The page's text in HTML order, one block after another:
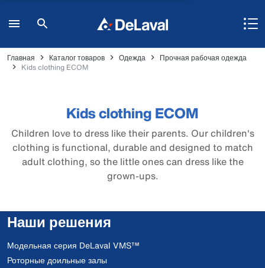
Главная Каталог товаров Одежда
Прочная рабочая одежда
Kids clothing ECOM
Kids clothing ECOM
Children love to dress like their parents. Our children's
clothing is functional, durable and designed to match
adult clothing, so the little ones can dress like the
grown-ups.
Наши решения
Модельная серия DeLaval VMS™
Роторные доильные залы